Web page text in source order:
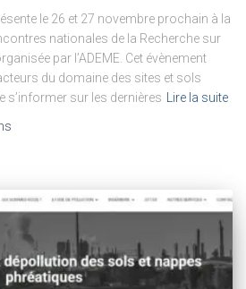
le 26 et 27 novembre prochain à la
nationales de la Recherche sur
par l’ADEME. Cet évènement
du domaine des sites et sols
s’informer sur les dernières
Lire la suite